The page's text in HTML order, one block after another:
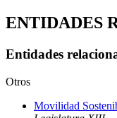
ENTIDADES
Entidades
Otros
Movilidad